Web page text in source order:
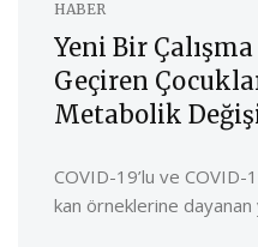
HABER
Yeni Bir
Geçiren
Metabolik
COVID-19’lu ve COVID-
kan örneklerine dayanan